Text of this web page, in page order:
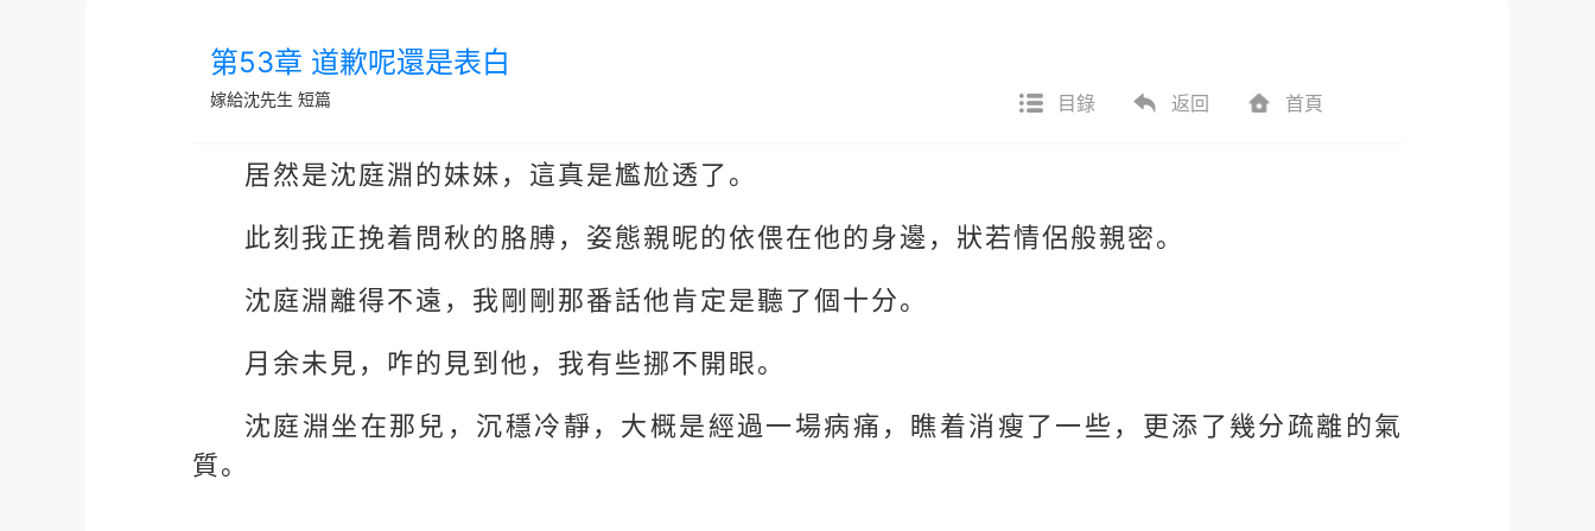
第53章 道歉呢還是表白
嫁給沈先生 短篇 目錄 返回 首頁
居然是沈庭淵的妹妹，這真是尷尬透了。
此刻我正挽着問秋的胳膊，姿態親昵的依偎在他的身邊，狀若情侶般親密。
沈庭淵離得不遠，我剛剛那番話他肯定是聽了個十分。
月余未見，咋的見到他，我有些挪不開眼。
沈庭淵坐在那兒，沉穩冷靜，大概是經過一場病痛，瞧着消瘦了一些，更添了幾分疏離的氣
質。